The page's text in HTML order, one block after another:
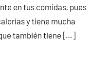
en tus comidas, pues
y tiene mucha
también tiene […]